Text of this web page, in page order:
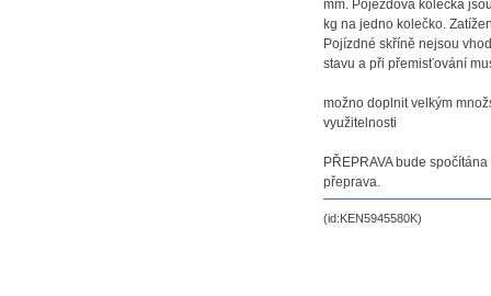
mm. Pojezdová kolečka
kg na jedno kolečko.
Pojízdné skříně nejsou
stavu a při přemisťování
možno doplnit velkým
využitelnosti
PŘEPRAVA bude
přeprava.
(id:KEN5945580K)